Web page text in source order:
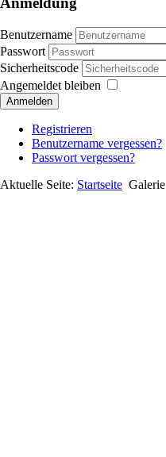
Benutzername
Passwort
Sicherheitscode
Angemeldet bleiben
Anmelden
Registrieren
Benutzername vergessen?
Passwort vergessen?
Aktuelle Seite: Startseite Galerie